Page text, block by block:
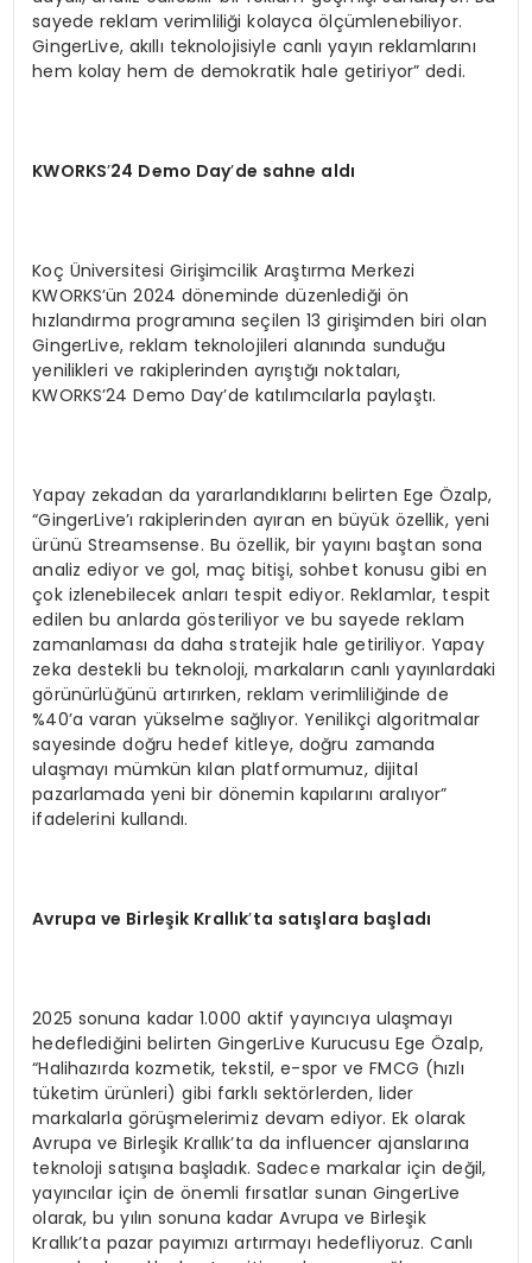
sayede reklam verimliliği kolayca ölçümlenebiliyor.
GingerLive, akıllı teknolojisiyle canlı yayın reklamlarını
hem kolay hem de demokratik hale getiriyor” dedi.
KWORKS’24 Demo Day’de sahne aldı
Koç Üniversitesi Girişimcilik Araştırma Merkezi
KWORKS’ün 2024 döneminde düzenlediği ön
hızlandırma programına seçilen 13 girişimden biri olan
GingerLive, reklam teknolojileri alanında sunduğu
yenilikleri ve rakiplerinden ayrıştığı noktaları,
KWORKS’24 Demo Day’de katılımcılarla paylaştı.
Yapay zekadan da yararlandıklarını belirten Ege Özalp,
“GingerLive’ı rakiplerinden ayıran en büyük özellik, yeni
ürünü Streamsense. Bu özellik, bir yayını baştan sona
analiz ediyor ve gol, maç bitişi, sohbet konusu gibi en
çok izlenebilecek anları tespit ediyor. Reklamlar, tespit
edilen bu anlarda gösteriliyor ve bu sayede reklam
zamanlaması da daha stratejik hale getiriliyor. Yapay
zeka destekli bu teknoloji, markaların canlı yayınlardaki
görünürlüğünü artırırken, reklam verimliliğinde de
%40’a varan yükselme sağlıyor. Yenilikçi algoritmalar
sayesinde doğru hedef kitleye, doğru zamanda
ulaşmayı mümkün kılan platformumuz, dijital
pazarlamada yeni bir dönemin kapılarını aralıyor”
ifadelerini kullandı.
Avrupa ve Birleşik Krallık’ta satışlara başladı
2025 sonuna kadar 1.000 aktif yayıncıya ulaşmayı
hedeflediğini belirten GingerLive Kurucusu Ege Özalp,
“Halihazırda kozmetik, tekstil, e-spor ve FMCG (hızlı
tüketim ürünleri) gibi farklı sektörlerden, lider
markalarla görüşmelerimiz devam ediyor. Ek olarak
Avrupa ve Birleşik Krallık’ta da influencer ajanslarına
teknoloji satışına başladık. Sadece markalar için değil,
yayıncılar için de önemli fırsatlar sunan GingerLive
olarak, bu yılın sonuna kadar Avrupa ve Birleşik
Krallık’ta pazar payımızı artırmayı hedefliyoruz. Canlı